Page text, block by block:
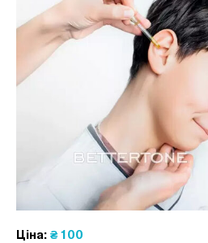
Ціна: ₴ 100